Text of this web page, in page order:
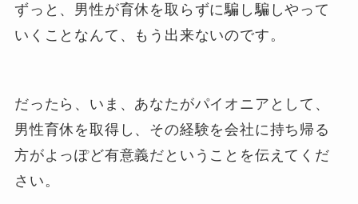
ずっと、男性が育休を取らずに騙し騙しやって
いくことなんて、もう出来ないのです。
だったら、いま、あなたがパイオニアとして、
男性育休を取得し、その経験を会社に持ち帰る
方がよっぽど有意義だということを伝えてくだ
さい。